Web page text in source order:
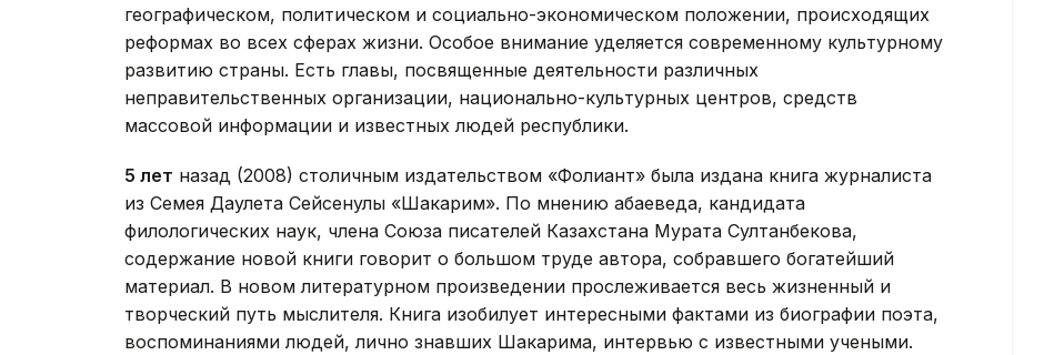
географическом, политическом и социально-экономическом положении, происходящих
реформах во всех сферах жизни. Особое внимание уделяется современному культурному
развитию страны. Есть главы, посвященные деятельности различных
неправительственных организации, национально-культурных центров, средств
массовой информации и известных людей республики.
5 лет назад (2008) столичным издательством «Фолиант» была издана книга журналиста
из Семея Даулета Сейсенулы «Шакарим». По мнению абаеведа, кандидата
филологических наук, члена Союза писателей Казахстана Мурата Султанбекова,
содержание новой книги говорит о большом труде автора, собравшего богатейший
материал. В новом литературном произведении прослеживается весь жизненный и
творческий путь мыслителя. Книга изобилует интересными фактами из биографии поэта,
воспоминаниями людей, лично знавших Шакарима, интервью с известными учеными.